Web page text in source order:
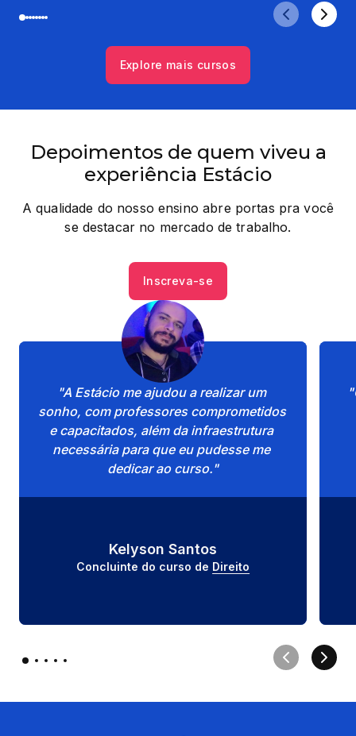
Explore mais cursos
Depoimentos de quem viveu a
experiência Estácio
A qualidade do nosso ensino abre portas pra você
se destacar no mercado de trabalho.
Inscreva-se
"A Estácio me ajudou a realizar um
sonho, com professores comprometidos
e capacitados, além da infraestrutura
necessária para que eu pudesse me
dedicar ao curso."
Kelyson Santos
Concluinte do curso de Direito